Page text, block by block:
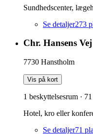
Sundhedscenter,
Se detaljer273
Chr. Hansens
7730 Hanstholm
Vis på kort
1 beskyttelsesrum · 71
Hotel, kro eller
Se detaljer71